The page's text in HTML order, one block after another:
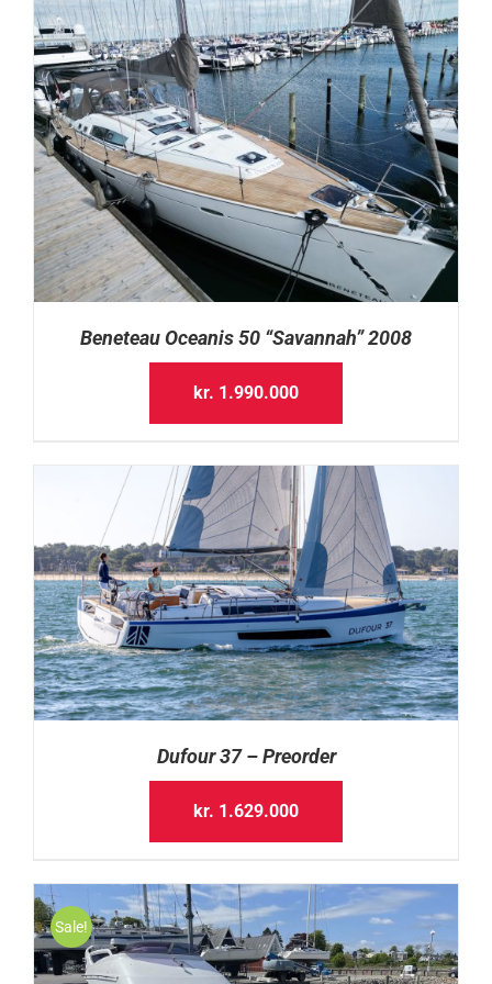
Beneteau Oceanis 50 “Savannah” 2008
kr. 1.990.000
Dufour 37 – Preorder
kr. 1.629.000
Sale!